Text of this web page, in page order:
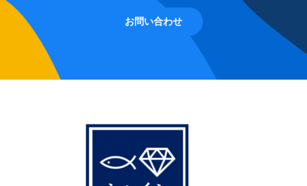
お問い合わせ